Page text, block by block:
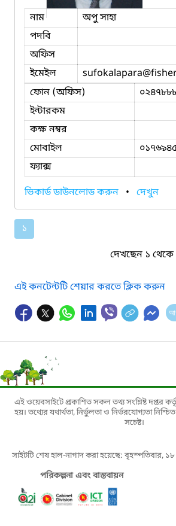
নাম
অপু সাহা
পদবি
অফিস
ইমেইল
sufokalapara
ফোন (অফিস)
ইন্টারকম
কক্ষ নম্বর
মোবাইল
ফ্যাক্স
ভিকার্ড ডাউনলোড করুন • দেখুন
১
দেখছেন ১ থেকে
এই কনটেন্টটি শেয়ার করতে ক্লিক করুন
এই ওয়েবসাইটে প্রকাশিত সকল তথ্য সংশ্লিষ্ট দপ্তর
হয়। তথ্যের যথার্থতা, নির্ভুলতা ও নির্ভরযোগ্যতা
সচেষ্ট।
সাইটটি শেষ হাল-নাগাদ করা হয়েছে:
পরিকল্পনা এবং বাস্তবায়ন